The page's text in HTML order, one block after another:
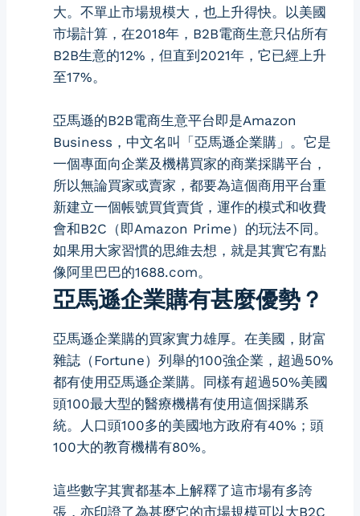
大。不單止市場規模大，也上升得快。以美國
市場計算，在2018年，B2B電商生意只佔所有
B2B生意的12%，但直到2021年，它已經上升
至17%。
亞馬遜的B2B電商生意平台即是Amazon
Business，中文名叫「亞馬遜企業購」。它是
一個專面向企業及機構買家的商業採購平台，
所以無論買家或賣家，都要為這個商用平台重
新建立一個帳號買貨賣貨，運作的模式和收費
會和B2C（即Amazon Prime）的玩法不同。
如果用大家習慣的思維去想，就是其實它有點
像阿里巴巴的1688.com。
亞馬遜企業購有甚麼優勢？
亞馬遜企業購的買家實力雄厚。在美國，財富
雜誌（Fortune）列舉的100強企業，超過50%
都有使用亞馬遜企業購。同樣有超過50%美國
頭100最大型的醫療機構有使用這個採購系
統。人口頭100多的美國地方政府有40%；頭
100大的教育機構有80%。
這些數字其實都基本上解釋了這市場有多誇
張，亦印證了為甚麼它的市場規模可以大B2C